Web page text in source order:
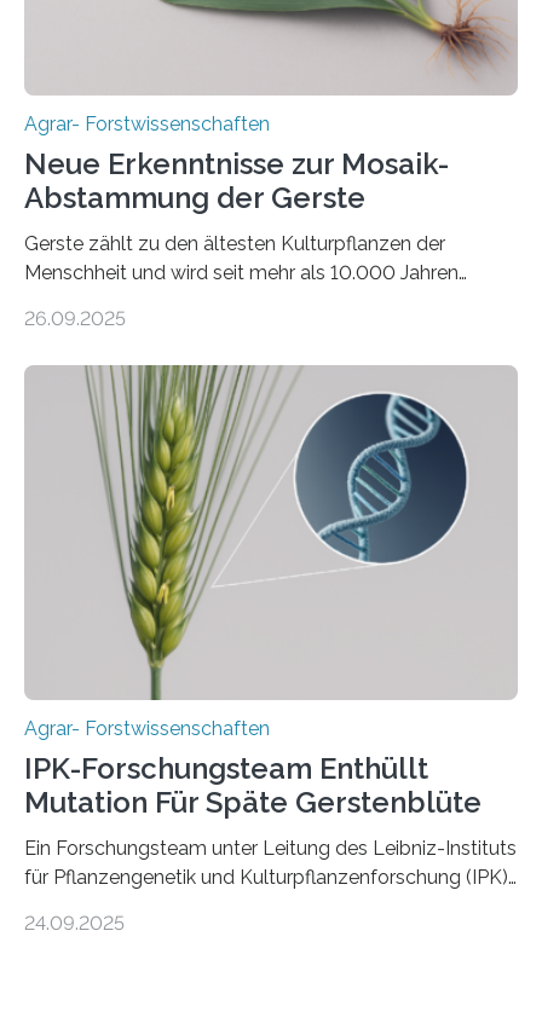
Agrar- Forstwissenschaften
Neue Erkenntnisse zur Mosaik-
Abstammung der Gerste
Gerste zählt zu den ältesten Kulturpflanzen der
Menschheit und wird seit mehr als 10.000 Jahren
einzigen Ort domestiziert wurde. Eine neue Studie eines
Instituts für Pflanzengenetik und
Kulturpflanzenforschung (IPK) zeigt, dass die heutige
Gerste aus verschiedenen Wildpopulationen im
sogenannten Fruchtbaren Halbmond hervorgegangen
ist. Sie besitzt also eine Art „Mosaik-Abstammung“. Die
Ergebnisse der Studie wurden heute in der
Fachzeitschrift „Nature“ veröffentlicht. Die
Forschungsgruppe hat die Evolution und…
26.09.2025
Agrar- Forstwissenschaften
IPK-Forschungsteam Enthüllt
Mutation Für Späte Gerstenblüte
Ein Forschungsteam unter Leitung des Leibniz-Instituts
für Pflanzengenetik und Kulturpflanzenforschung (IPK)
entdeckt, das Gerste in Regionen mit langen
24.09.2025